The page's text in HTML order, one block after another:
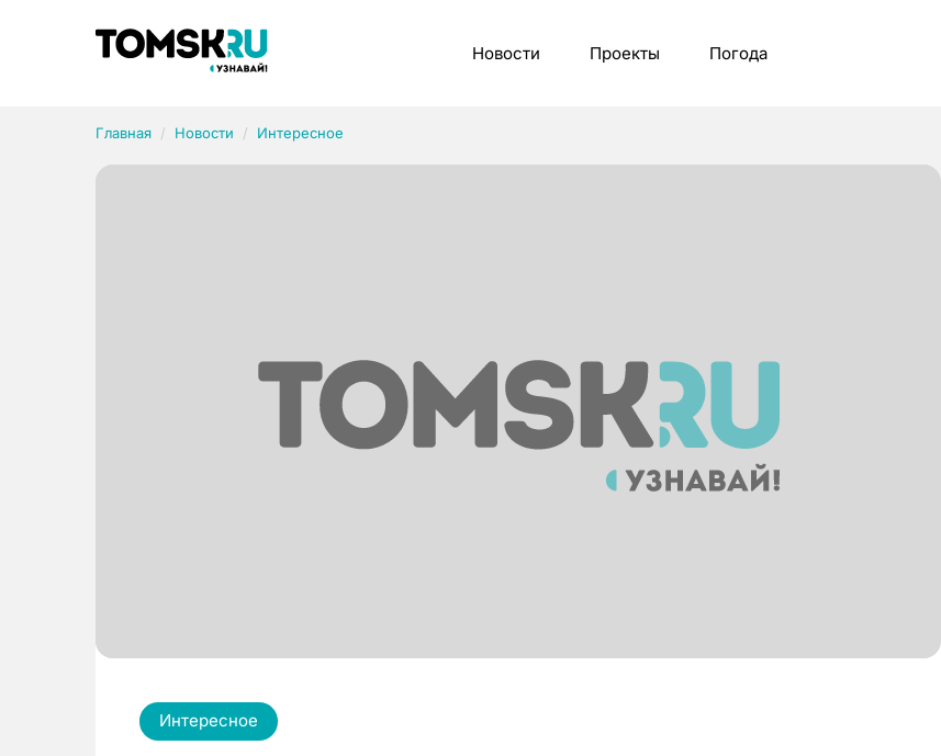
Новости Проекты Погода
Главная Новости Интересное
Интересное
Рубрики